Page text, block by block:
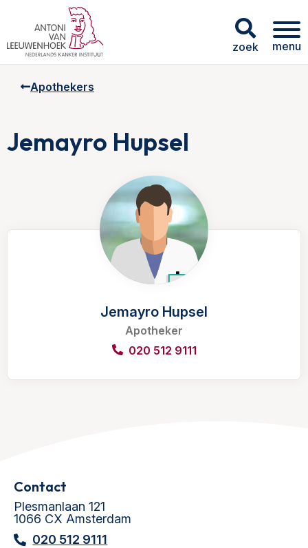
zoek menu
Apothekers
Jemayro Hupsel
Jemayro Hupsel
Apotheker
020 512 9111
Contact
Plesmanlaan 121
1066 CX Amsterdam
020 512 9111